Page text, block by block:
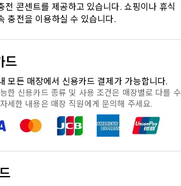
전 콘센트를 제공하고 있습니다. 쇼핑이나 휴식
충전을 이용하실 수 있습니다.
드
모든 매장에서 신용카드 결제가 가능합니다.
한 신용카드 종류 및 사용 조건은 매장별로 다를 수
세한 내용은 매장 직원에게 문의해 주세요.